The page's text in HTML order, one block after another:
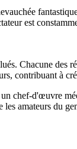
est
Chacune des
contribuant à
chef-d'œuvre
les amateurs du